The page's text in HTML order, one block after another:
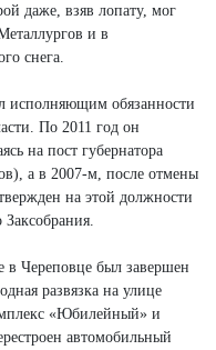
даже, взяв лопату, мог
и в
снега.
исполняющим обязанности
По 2011 год он
на пост губернатора
а в 2007-м, после отмены
на этой должности
в Череповце был завершен
развязка на улице
«Юбилейный» и
автомобильный